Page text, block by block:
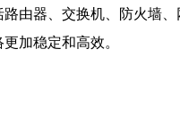
由器、交换机、防火墙
加稳定和高效。